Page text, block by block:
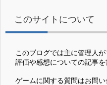
このサイトについて
このブログでは主に管理人
評価や感想についての記事を
ゲームに関する質問はお問